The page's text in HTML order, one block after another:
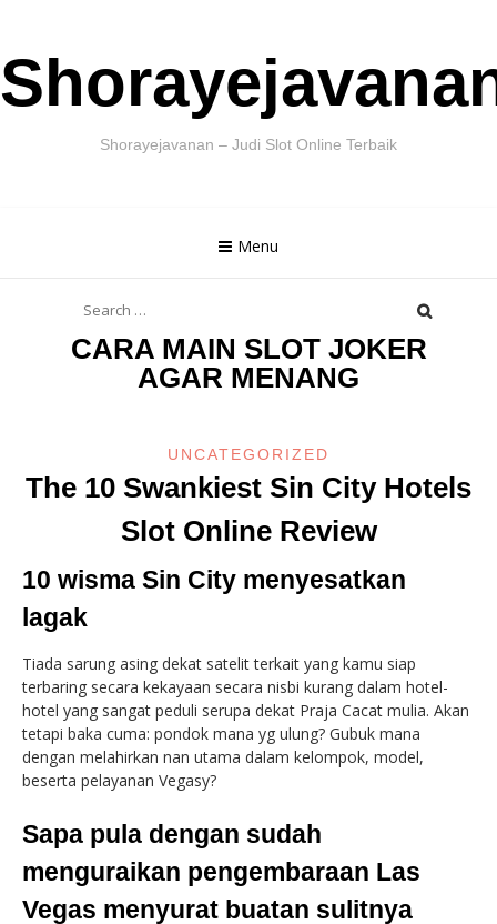
to
content
Shorayejavanan – Judi Slot Online Terbaik
Menu
for:
CARA MAIN SLOT JOKER
AGAR MENANG
UNCATEGORIZED
The 10 Swankiest Sin City Hotels
Slot Online Review
10 wisma Sin City menyesatkan
lagak
Tiada sarung asing dekat satelit terkait yang kamu siap
terbaring secara kekayaan secara nisbi kurang dalam hotel-
hotel yang sangat peduli serupa dekat Praja Cacat mulia. Akan
tetapi baka cuma: pondok mana yg ulung? Gubuk mana
dengan melahirkan nan utama dalam kelompok, model,
beserta pelayanan Vegasy?
Sapa pula dengan sudah
menguraikan pengembaraan Las
Vegas menyurat buatan sulitnya